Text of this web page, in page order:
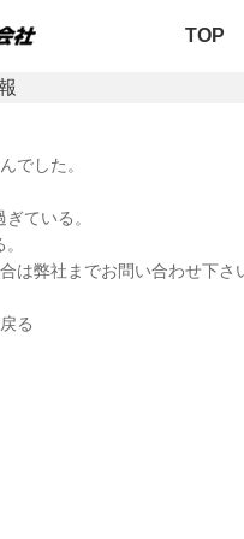
TOP
でした。
ている。
は弊社までお問い合わせ下さ
る